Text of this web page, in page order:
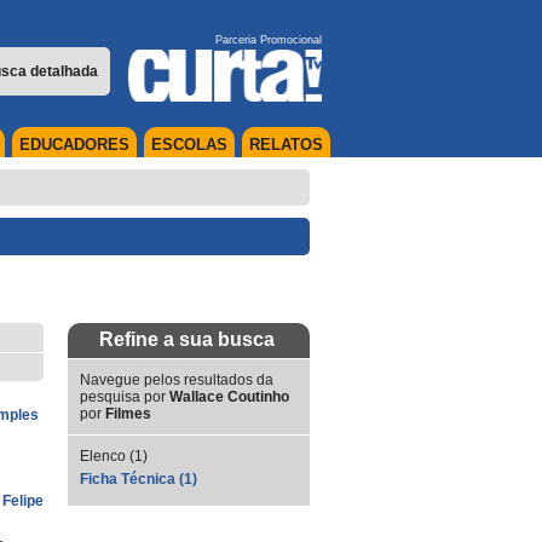
detalhada
Parceria Promocional
RELATOS
ESCOLAS
EDUCADORES
Felipe
Refine a sua busca
Navegue pelos resultados da
pesquisa por Wallace Coutinho
por Filmes
Elenco (1)
Ficha Técnica (1)